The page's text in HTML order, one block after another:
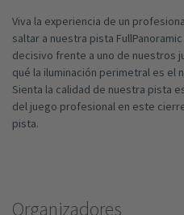
Viva la experiencia de un
saltar a nuestra pista
decisivo frente a uno de nuestros
qué la iluminación perimetral es el
Sienta la calidad de nuestra pista
del juego profesional en este
pista.